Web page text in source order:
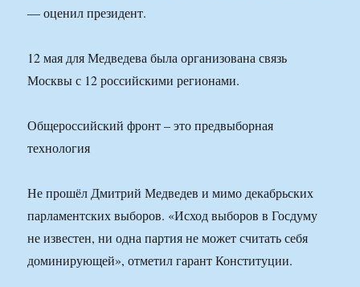
— оценил президент.
12 мая для Медведева была организована связь
Москвы с 12 российскими регионами.
Общероссийский фронт – это предвыборная
технология
Не прошёл Дмитрий Медведев и мимо декабрьских
парламентских выборов. «Исход выборов в Госдуму
не известен, ни одна партия не может считать себя
доминирующей», отметил гарант Конституции.